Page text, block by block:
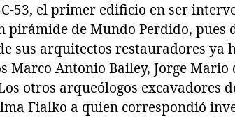
53, el primer edificio en ser
pirámide de Mundo Perdido, pues
sus arquitectos restauradores ya
Marco Antonio Bailey, Jorge Mario
otros arqueólogos excavadores
Fialko a quien correspondió